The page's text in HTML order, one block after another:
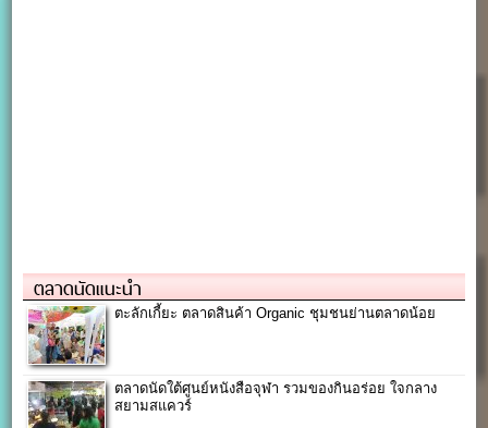
ตลาดนัดแนะนำ
ตะลักเกี้ยะ ตลาดสินค้า Organic ชุมชนย่านตลาดน้อย
ตลาดนัดใต้ศูนย์หนังสือจุฬา รวมของกินอร่อย ใจกลาง
สยามสแควร์